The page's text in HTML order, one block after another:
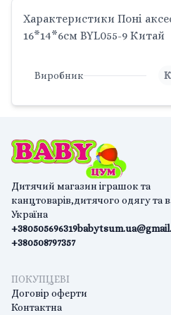
Характеристики Поні
16*14*6см BYL055-9 Китай
Виробник
Дитячий магазин іграшок та
канцтоварів,дитячого одягу та
Україна
+380505696319
+380508797357
ПОКУПЦЕВІ
Договір оферти
Контактна